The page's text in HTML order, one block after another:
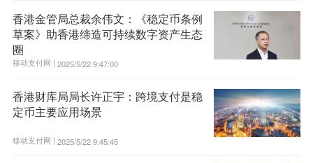
香港金管局总裁余伟文：《稳定币条例
草案》助香港缔造可持续数字资产生态
圈
移动支付网 | 2025/5/22 9:47:00
香港财库局局长许正宇：跨境支付是稳
定币主要应用场景
移动支付网 | 2025/5/22 9:45:45